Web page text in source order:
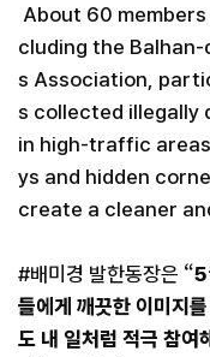
About 60
cluding the Balhan-
s Association,
s collected illegally
in high-traffic
ys and hidden
create a cleaner
#배미경 발한동장은 “5
들에게 깨끗한 이미지
도 내 일처럼 적극 참여